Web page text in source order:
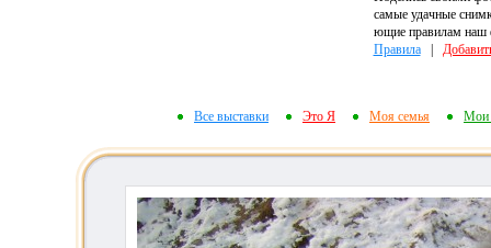
самые удачные
ющие правилам наш
Правила|
Все выставки Это Я Моя семья Мои